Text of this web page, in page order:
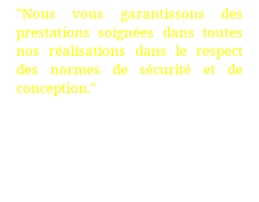
"Nous vous garantissons des
prestations soignées dans toutes
nos réalisations dans le respect
des normes de sécurité et de
conception."